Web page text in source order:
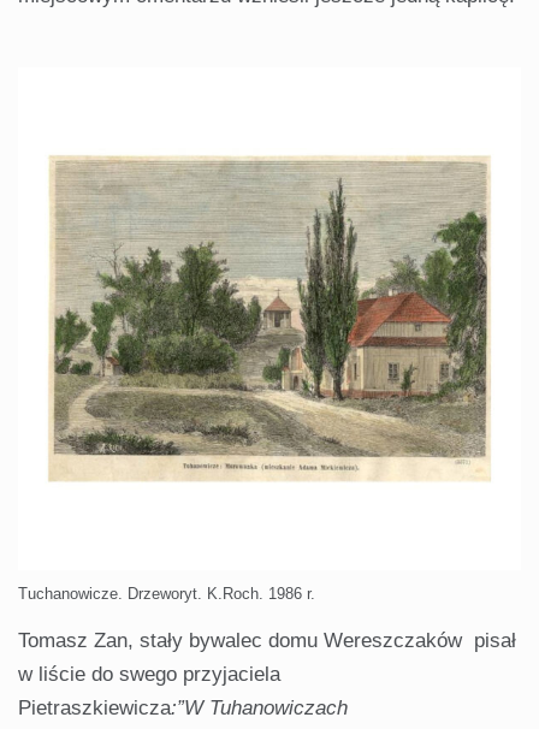
Tuchanowicze. Drzeworyt. K.Roch. 1986 r.
Tomasz Zan, stały bywalec domu Wereszczaków pisał
w liście do swego przyjaciela
Pietraszkiewicza:”W Tuhanowiczach